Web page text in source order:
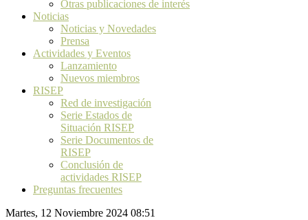
Otras publicaciones de interés
Noticias
Noticias y Novedades
Prensa
Actividades y Eventos
Lanzamiento
Nuevos miembros
RISEP
Red de investigación
Serie Estados de
Situación RISEP
Serie Documentos de
RISEP
Conclusión de
actividades RISEP
Preguntas frecuentes
Martes, 12 Noviembre 2024 08:51